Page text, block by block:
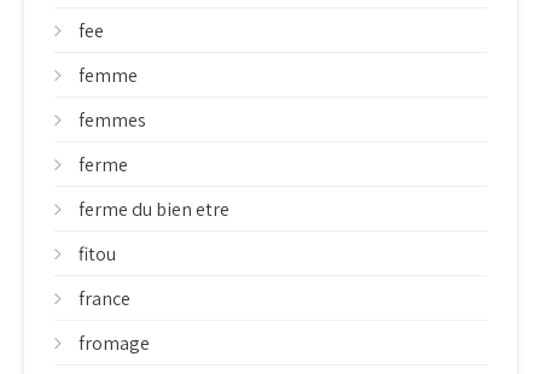
fee
femme
femmes
ferme
ferme du bien etre
fitou
france
fromage